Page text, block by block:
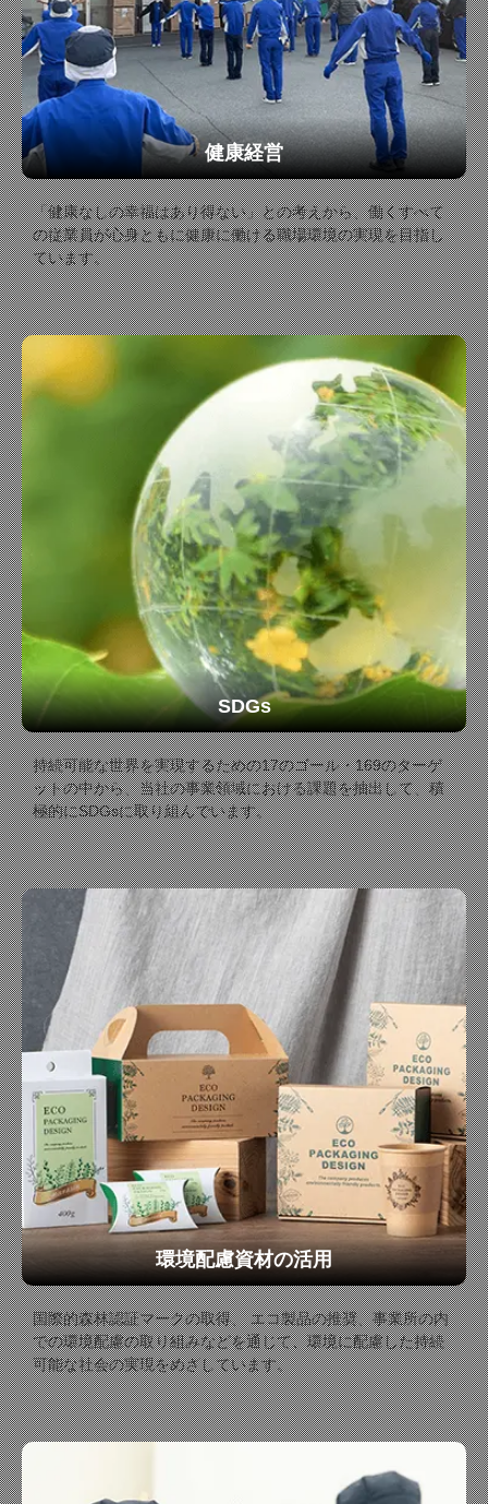
健康経営
「健康なしの幸福はあり得ない」との考えから、働くすべて
の従業員が心身ともに健康に働ける職場環境の実現を目指し
ています。
SDGs
持続可能な世界を実現するための17のゴール・169のターゲ
ットの中から、当社の事業領域における課題を抽出して、積
極的にSDGsに取り組んでいます。
環境配慮資材の活用
国際的森林認証マークの取得、 エコ製品の推奨、事業所の内
での環境配慮の取り組みなどを通じて、環境に配慮した持続
可能な社会の実現をめざしています。